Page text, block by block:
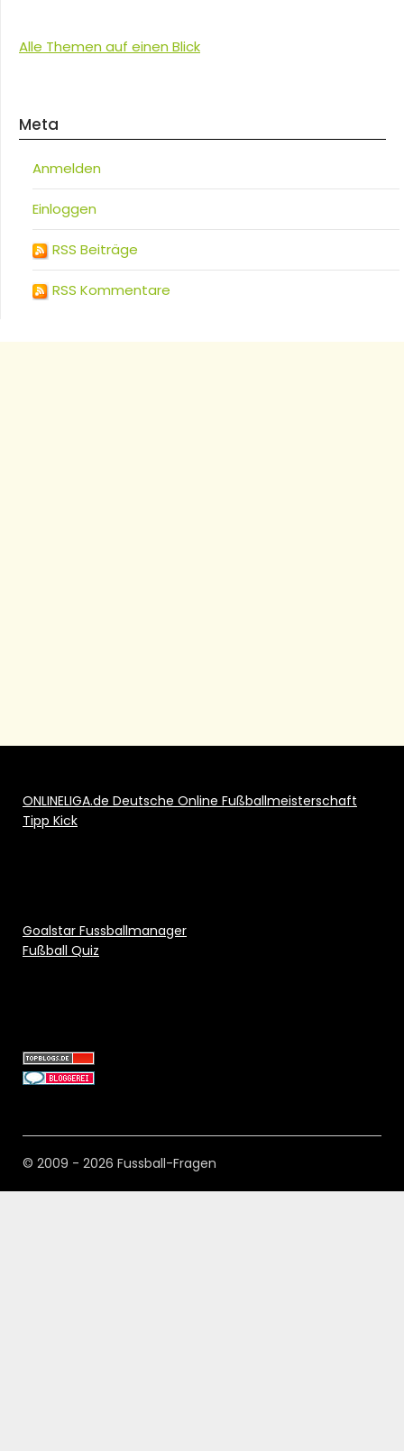
Alle Themen auf einen Blick
Meta
Anmelden
Einloggen
RSS Beiträge
RSS Kommentare
ONLINELIGA.de Deutsche Online Fußballmeisterschaft
Tipp Kick
Goalstar Fussballmanager
Fußball Quiz
© 2009 - 2026 Fussball-Fragen